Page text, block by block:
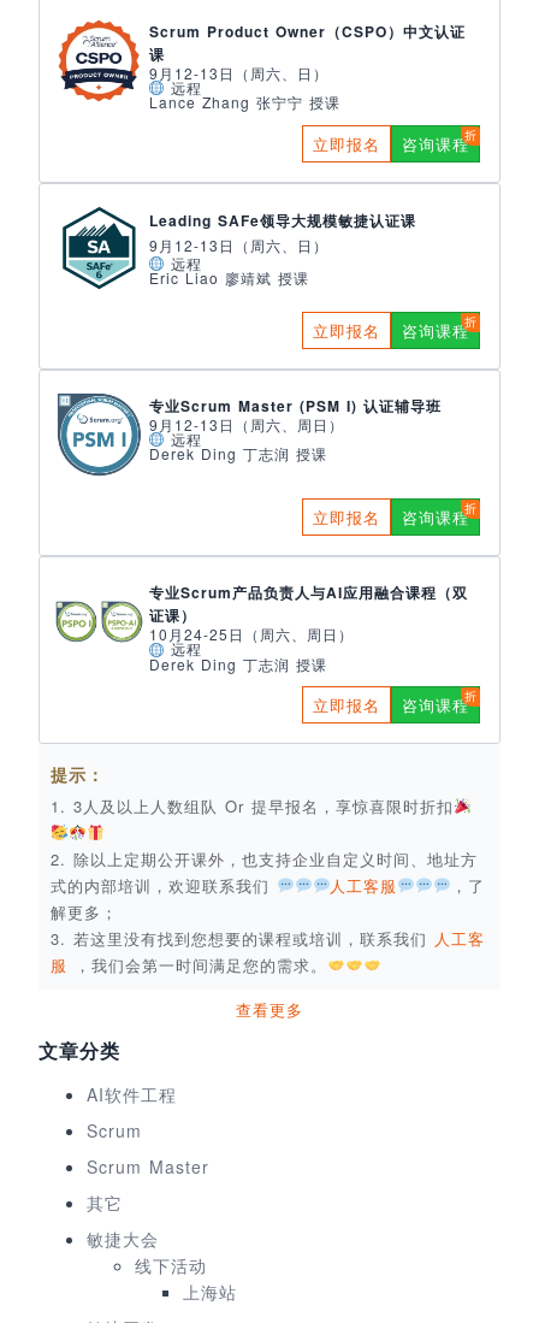
Scrum Product Owner（CSPO）中文认证
课
9月12-13日（周六、日）
远程
Lance Zhang 张宁宁 授课
立即报名 咨询课程
Leading SAFe领导大规模敏捷认证课
9月12-13日（周六、日）
远程
Eric Liao 廖靖斌 授课
立即报名 咨询课程
专业Scrum Master (PSM I) 认证辅导班
9月12-13日（周六、周日）
远程
Derek Ding 丁志润 授课
立即报名 咨询课程
专业Scrum产品负责人与AI应用融合课程（双
证课）
10月24-25日（周六、周日）
远程
Derek Ding 丁志润 授课
立即报名 咨询课程
提示：
1. 3人及以上人数组队 Or 提早报名，享惊喜限时折扣
2. 除以上定期公开课外，也支持企业自定义时间、地址方
式的内部培训，欢迎联系我们
人工客服
，了
解更多；
3. 若这里没有找到您想要的课程或培训，联系我们 人工客
服
，我们会第一时间满足您的需求。
查看更多
文章分类
AI软件工程
Scrum
Scrum Master
其它
敏捷大会
线下活动
上海站